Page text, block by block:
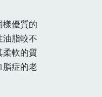
優質的
脂較不
柔軟的質
脂症的老